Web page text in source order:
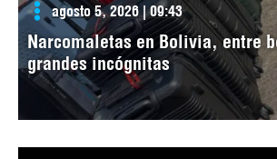
agosto 5, 2026 | 09:43
Narcomaletas en Bolivia, entre
grandes incógnitas